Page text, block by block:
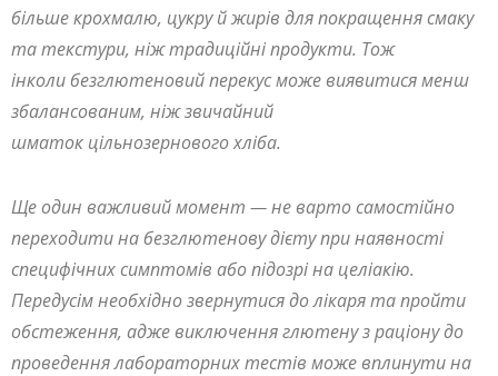
більше крохмалю, цукру й жирів для покращення смаку
та текстури, ніж традиційні продукти. Тож
інколи безглютеновий перекус може виявитися менш
збалансованим, ніж звичайний
шматок цільнозернового хліба.
Ще один важливий момент — не варто самостійно
переходити на безглютенову дієту при наявності
специфічних симптомів або підозрі на целіакію.
Передусім необхідно звернутися до лікаря та пройти
обстеження, адже виключення глютену з раціону до
проведення лабораторних тестів може вплинути на